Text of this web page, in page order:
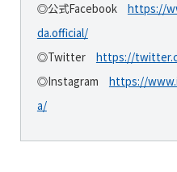
◎公式Facebook https://
da.official/
◎Twitter https://
◎Instagram https://
a/